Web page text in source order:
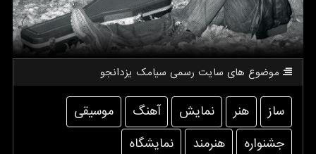
موضوع های سایت رسمی سیامك یزدانجو
ساز هنر نمایش آهنگ
موسیقی
جشنواره
هنرمند نمایشگاه